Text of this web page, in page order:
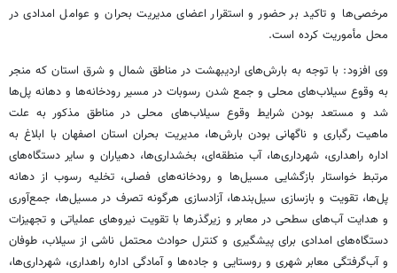
مرخصی‌ها و تاکید بر حضور و استقرار اعضای مدیریت بحران و عوامل امدادی در
محل مأموریت کرده است.
وی افزود: با توجه به بارش‌های اردیبهشت در مناطق شمال و شرق استان که منجر
به وقوع سیلاب‌های محلی و جمع شدن رسوبات در مسیر رودخانه‌ها و دهانه پل‌ها
شد و مستعد بودن شرایط وقوع سیلاب‌های محلی در مناطق مذکور به علت
ماهیت رگباری و ناگهانی بودن بارش‌ها، مدیریت بحران استان اصفهان با ابلاغ به
اداره راهداری، شهرداری‌ها، آب منطقه‌ای، بخشداری‌ها، دهیاران و سایر دستگاه‌های
مرتبط خواستار بازگشایی مسیل‌ها و رودخانه‌های فصلی، تخلیه رسوب از دهانه
پل‌ها، تقویت و بازسازی سیل‌بندها، آزادسازی هرگونه تصرف در مسیل‌ها، جمع‌آوری
و هدایت آب‌های سطحی در معابر و زیرگذرها با تقویت نیروهای عملیاتی و تجهیزات
دستگاه‌های امدادی برای پیشگیری و کنترل حوادث محتمل ناشی از سیلاب، طوفان
و آب‌گرفتگی معابر شهری و روستایی و جاده‌ها و آمادگی اداره راهداری، شهرداری‌ها،